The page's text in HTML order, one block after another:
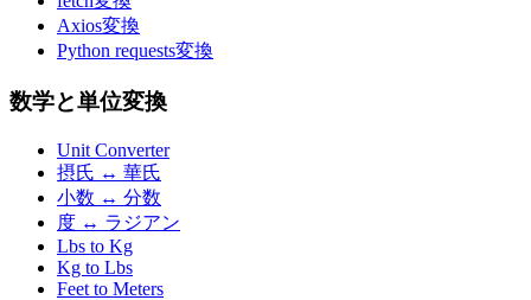
Axios変換
Python requests変換
数学と単位変換
Unit Converter
摂氏 ↔ 華氏
小数 ↔ 分数
度 ↔ ラジアン
Lbs to Kg
Kg to Lbs
Feet to Meters